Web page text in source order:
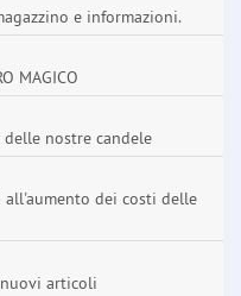
e informazioni.
MAGICO
nostre candele
dei costi delle
articoli